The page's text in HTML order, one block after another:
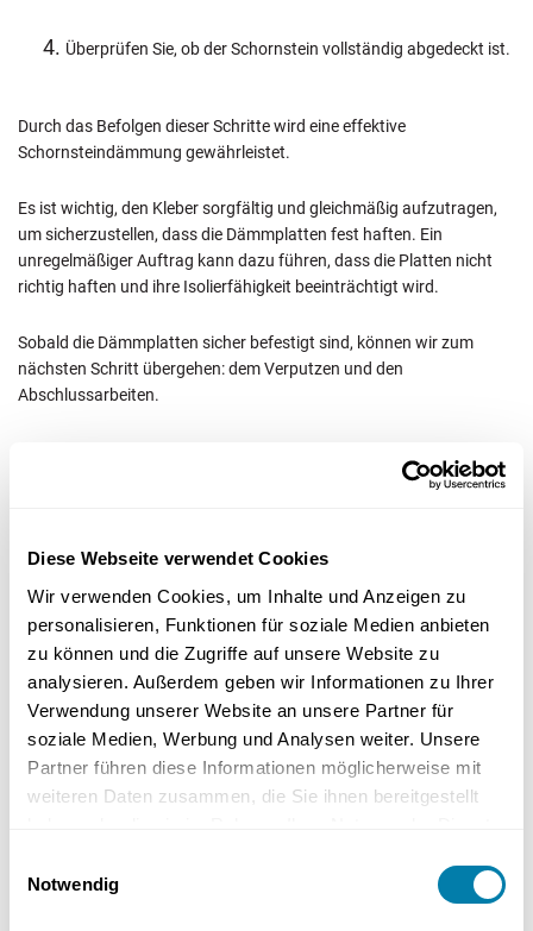
Diese Webseite verwendet Cookies
Wir verwenden Cookies, um Inhalte und Anzeigen zu
personalisieren, Funktionen für soziale Medien anbieten
zu können und die Zugriffe auf unsere Website zu
analysieren. Außerdem geben wir Informationen zu Ihrer
Verwendung unserer Website an unsere Partner für
soziale Medien, Werbung und Analysen weiter. Unsere
Partner führen diese Informationen möglicherweise mit
weiteren Daten zusammen, die Sie ihnen bereitgestellt
Notwendig
Überprüfen Sie, ob der Schornstein vollständig abgedeckt ist.
Durch das Befolgen dieser Schritte wird eine effektive
Schornsteindämmung gewährleistet.
Es ist wichtig, den Kleber sorgfältig und gleichmäßig aufzutragen,
um sicherzustellen, dass die Dämmplatten fest haften. Ein
unregelmäßiger Auftrag kann dazu führen, dass die Platten nicht
richtig haften und ihre Isolierfähigkeit beeinträchtigt wird.
Sobald die Dämmplatten sicher befestigt sind, können wir zum
nächsten Schritt übergehen: dem Verputzen und den
Abschlussarbeiten.
3. Verputzen und Abschlussarbeiten
Der letzte Schritt bei der Schornsteindämmung ist das Verputzen
wird als Oberflächenfinish direkt auf die Dämmplatten mit einer
Kelle aufgetragen. Dieser Schritt ist entscheidend, um eine haltbare
und ästhetisch ansprechende Oberfläche zu erzielen.
Zum Schutz der Außenkanten der Dämmplatten werden
Eckschienen verwendet. Diese sorgen dafür, dass die Ecken und
Kanten der Dämmung nicht beschädigt werden und tragen zur
Langlebigkeit der gesamten Dämmung bei.